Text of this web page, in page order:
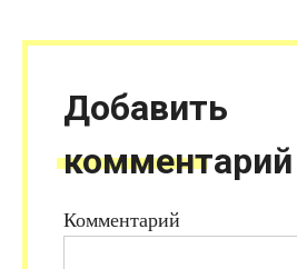
Добавить
комментарий
Комментарий